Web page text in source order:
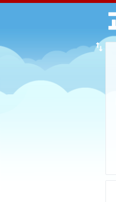
import_export